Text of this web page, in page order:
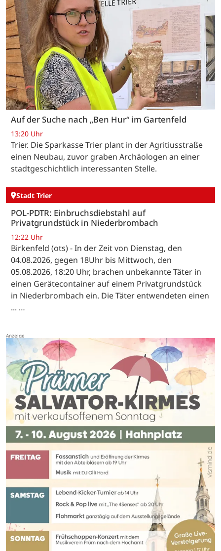
Auf der Suche nach „Ben Hur“ im Gartenfeld
13:20 Uhr
Trier. Die Sparkasse Trier plant in der Agritiusstraße
einen Neubau, zuvor graben Archäologen an einer
stadtgeschichtlich interessanten Stelle.
Stadt Trier
POL-PDTR: Einbruchsdiebstahl auf
Privatgrundstück in Niederbrombach
12:22 Uhr
Birkenfeld (ots) - In der Zeit von Dienstag, den
04.08.2026, gegen 18Uhr bis Mittwoch, den
05.08.2026, 18:20 Uhr, brachen unbekannte Täter in
einen Gerätecontainer auf einem Privatgrundstück
in Niederbrombach ein. Die Täter entwendeten einen
... …